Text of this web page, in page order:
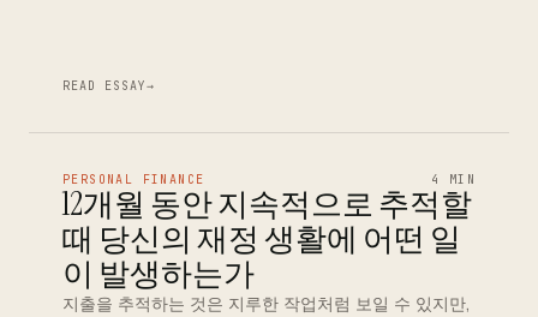
READ ESSAY→
PERSONAL FINANCE 4 MIN
12개월 동안 지속적으로 추적할
때 당신의 재정 생활에 어떤 일
이 발생하는가
지출을 추적하는 것은 지루한 작업처럼 보일 수 있지만,